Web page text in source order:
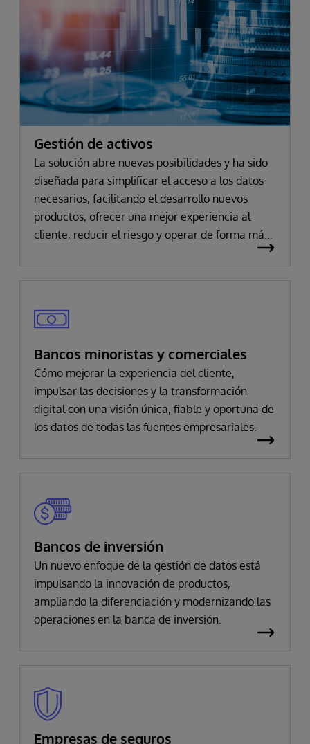
Gestión de activos
La solución abre nuevas posibilidades y ha sido
diseñada para simplificar el acceso a los datos
necesarios, facilitando el desarrollo nuevos
productos, ofrecer una mejor experiencia al
cliente, reducir el riesgo y operar de forma más
Bancos minoristas y comerciales
Cómo mejorar la experiencia del cliente,
impulsar las decisiones y la transformación
digital con una visión única, fiable y oportuna de
los datos de todas las fuentes empresariales.
Bancos de inversión
Un nuevo enfoque de la gestión de datos está
impulsando la innovación de productos,
ampliando la diferenciación y modernizando las
operaciones en la banca de inversión.
Empresas de seguros